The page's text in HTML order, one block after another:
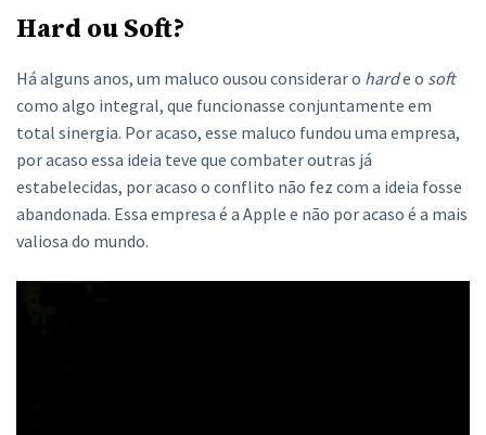
Hard ou Soft?
Há alguns anos, um maluco ousou considerar o harde o soft
como algo integral, que funcionasse conjuntamente em
total sinergia. Por acaso, esse maluco fundou uma empresa,
por acaso essa ideia teve que combater outras já
estabelecidas, por acaso o conflito não fez com a ideia fosse
abandonada. Essa empresa é a Apple e não por acaso é a mais
valiosa do mundo.